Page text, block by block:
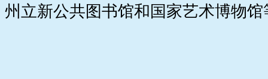
州立新公共图书馆和国家艺术博物